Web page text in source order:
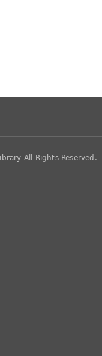
All Rights Reserved.